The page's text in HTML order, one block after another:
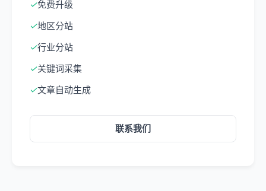
✓免费升级
✓地区分站
✓行业分站
✓关键词采集
✓文章自动生成
联系我们